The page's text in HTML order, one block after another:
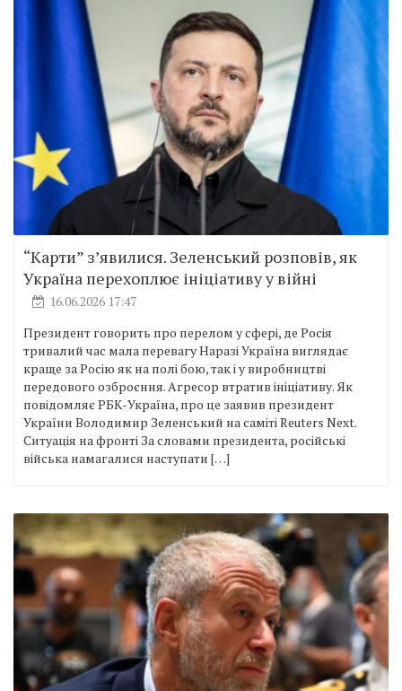
“Карти” з’явилися. Зеленський розповів, як
Україна перехоплює ініціативу у війні
16.06.2026 17:47
Президент говорить про перелом у сфері, де Росія
тривалий час мала перевагу Наразі Україна виглядає
краще за Росію як на полі бою, так і у виробництві
передового озброєння. Агресор втратив ініціативу. Як
повідомляє РБК-Україна, про це заявив президент
України Володимир Зеленський на саміті Reuters Next.
Ситуація на фронті За словами президента, російські
війська намагалися наступати […]